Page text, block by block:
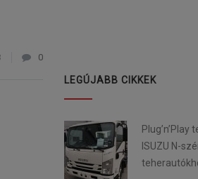
0
LEGÚJABB CIKKEK
ISUZU N-